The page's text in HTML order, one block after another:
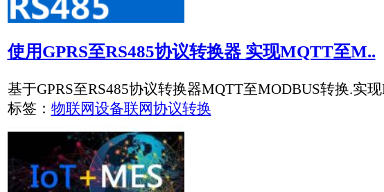
并使企业的业务更有利可图。
标签：物联网智能工厂
PLC设备通过RS485能接入物联网云端平台吗？
IBM早在2016年就斥资30亿美元打造了IBM Watson IoT Platform物联网云端
端服务平台领域进行布局。 这对我们使用PLC系统进行现场设备数据监控的企